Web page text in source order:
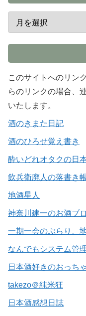
このサイトへのリン
らのリンクの場合、
いたします。
酒のきまた日記
酒のひろせ覚え書き
酔いどれオタクの日
飲兵衛廃人の落書き
地酒星人
神奈川建一のお酒ブ
一期一会のぶらり、
なんでもシステム管
日本酒好きのおっち
takezo＠純米狂
日本酒感想日誌